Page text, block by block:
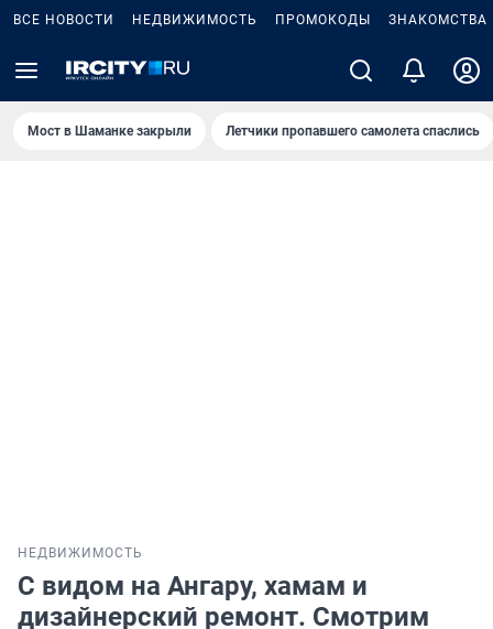
ВСЕ НОВОСТИ НЕДВИЖИМОСТЬ ПРОМОКОДЫ ЗНАКОМСТВА
Мост в Шаманке закрыли Летчики пропавшего самолета спаслись
НЕДВИЖИМОСТЬ
С видом на Ангару, хамам и
дизайнерский ремонт. Смотрим